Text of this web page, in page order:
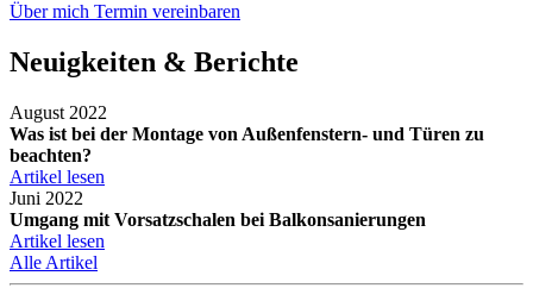
Über mich Termin vereinbaren
Neuigkeiten & Berichte
August 2022
Was ist bei der Montage von Außenfenstern- und Türen zu
beachten?
Artikel lesen
Juni 2022
Umgang mit Vorsatzschalen bei Balkonsanierungen
Artikel lesen
Alle Artikel